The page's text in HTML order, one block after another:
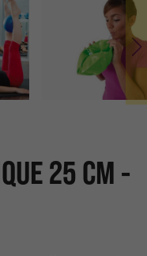
25 CM -